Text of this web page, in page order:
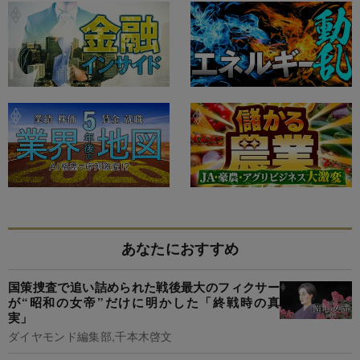
あなたにおすすめ
国策捜査で追い詰められた戦後最大のフィクサー
が“昭和の女帝”だけに明かした「終戦時の真
実」
ダイヤモンド編集部,千本木啓文